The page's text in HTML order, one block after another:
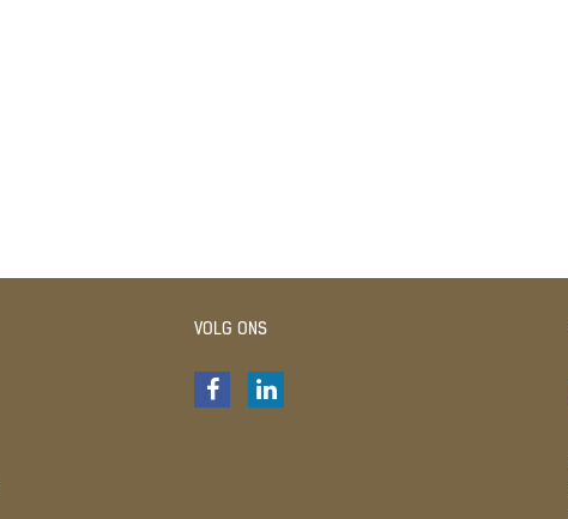
VOLG ONS